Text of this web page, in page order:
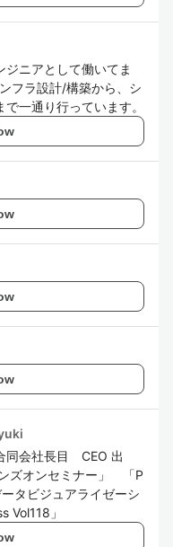
ニアとして働いてま
フラ設計/構築から、シ
一通り行っています。
同会社長目 CEO 出
ズオンセミナー」 「P
タビジュアライゼーシ
Vol118」